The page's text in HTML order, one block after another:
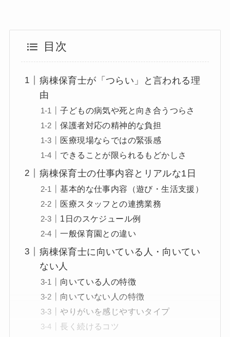
目次
病棟保育士が「つらい」と言われる理
由
子どもの病気や死と向き合うつらさ
保護者対応の精神的な負担
医療現場ならではの緊張感
できることが限られるもどかしさ
病棟保育士の仕事内容とリアルな1日
基本的な仕事内容（遊び・生活支援）
医療スタッフとの連携業務
1日のスケジュール例
一般保育園との違い
病棟保育士に向いている人・向いてい
ない人
向いている人の特徴
向いていない人の特徴
やりがいを感じやすいタイプ
長く続けるコツ